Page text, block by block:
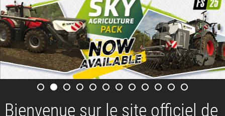
Bienvenue sur le site officiel de